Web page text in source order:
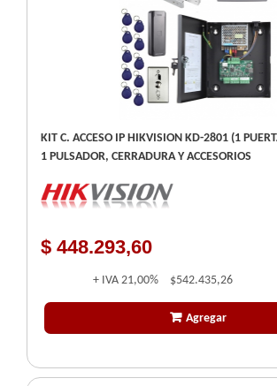
KIT C. ACCESO IP HIKVISION KD-2801 (1 PUERTA) 1 LECTORA,
1 PULSADOR, CERRADURA Y ACCESORIOS
$ 448.293,60
+ IVA 21,00% $542.435,26
Agregar